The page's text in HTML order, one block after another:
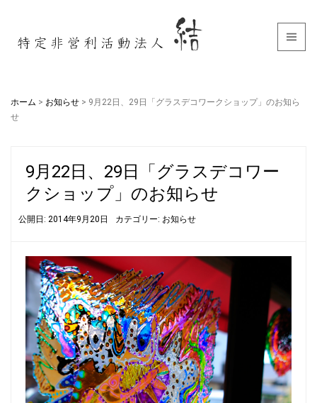
ホーム > お知らせ > 9月22日、29日「グラスデコワークショップ」のお知ら
せ
9月22日、29日「グラスデコワー
クショップ」のお知らせ
公開日: 2014年9月20日 カテゴリー: お知らせ